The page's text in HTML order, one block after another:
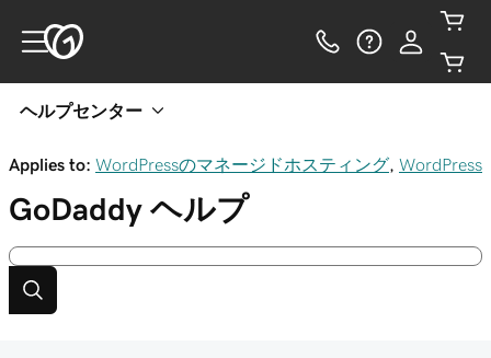
ヘルプセンター
Applies to: WordPressのマネージドホスティング WordPress
GoDaddy ヘルプ